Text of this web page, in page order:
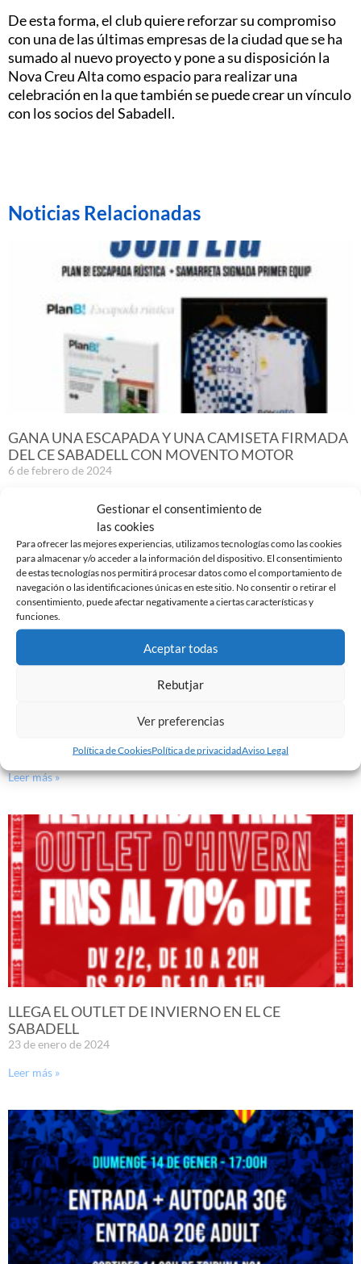
Gestionar el consentimiento de
las cookies
Para ofrecer las mejores experiencias, utilizamos tecnologías como las cookies
para almacenar y/o acceder a la información del dispositivo. El consentimiento
de estas tecnologías nos permitirá procesar datos como el comportamiento de
navegación o las identificaciones únicas en este sitio. No consentir o retirar el
consentimiento, puede afectar negativamente a ciertas características y
funciones.
Aceptar todas
Rebutjar
Ver preferencias
Política de CookiesPolítica de privacidadAviso Legal
De esta forma, el club quiere reforzar su compromiso
con una de las últimas empresas de la ciudad que se ha
sumado al nuevo proyecto y pone a su disposición la
Nova Creu Alta como espacio para realizar una
celebración en la que también se puede crear un vínculo
con los socios del Sabadell.
Noticias Relacionadas
GANA UNA ESCAPADA Y UNA CAMISETA FIRMADA
DEL CE SABADELL CON MOVENTO MOTOR
6 de febrero de 2024
6 de febrero de 2024
Leer más »
LLEGA EL OUTLET DE INVIERNO EN EL CE
SABADELL
23 de enero de 2024
Leer más »